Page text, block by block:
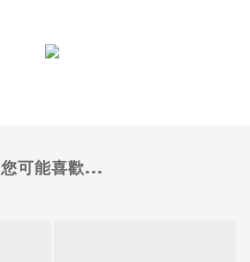
您可能喜歡...